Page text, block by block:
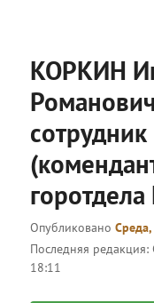
КОРКИН
Опубликовано
Последняя редакция:
18:11